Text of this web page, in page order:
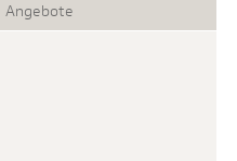
Angebote